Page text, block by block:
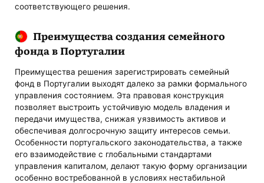
соответствующего решения.
Преимущества создания семейного
фонда в Португалии
Преимущества решения зарегистрировать семейный
фонд в Португалии выходят далеко за рамки формального
управления состоянием. Эта правовая конструкция
позволяет выстроить устойчивую модель владения и
передачи имущества, снижая уязвимость активов и
обеспечивая долгосрочную защиту интересов семьи.
Особенности португальского законодательства, а также
его взаимодействие с глобальными стандартами
управления капиталом, делают такую форму организации
особенно востребованной в условиях нестабильной